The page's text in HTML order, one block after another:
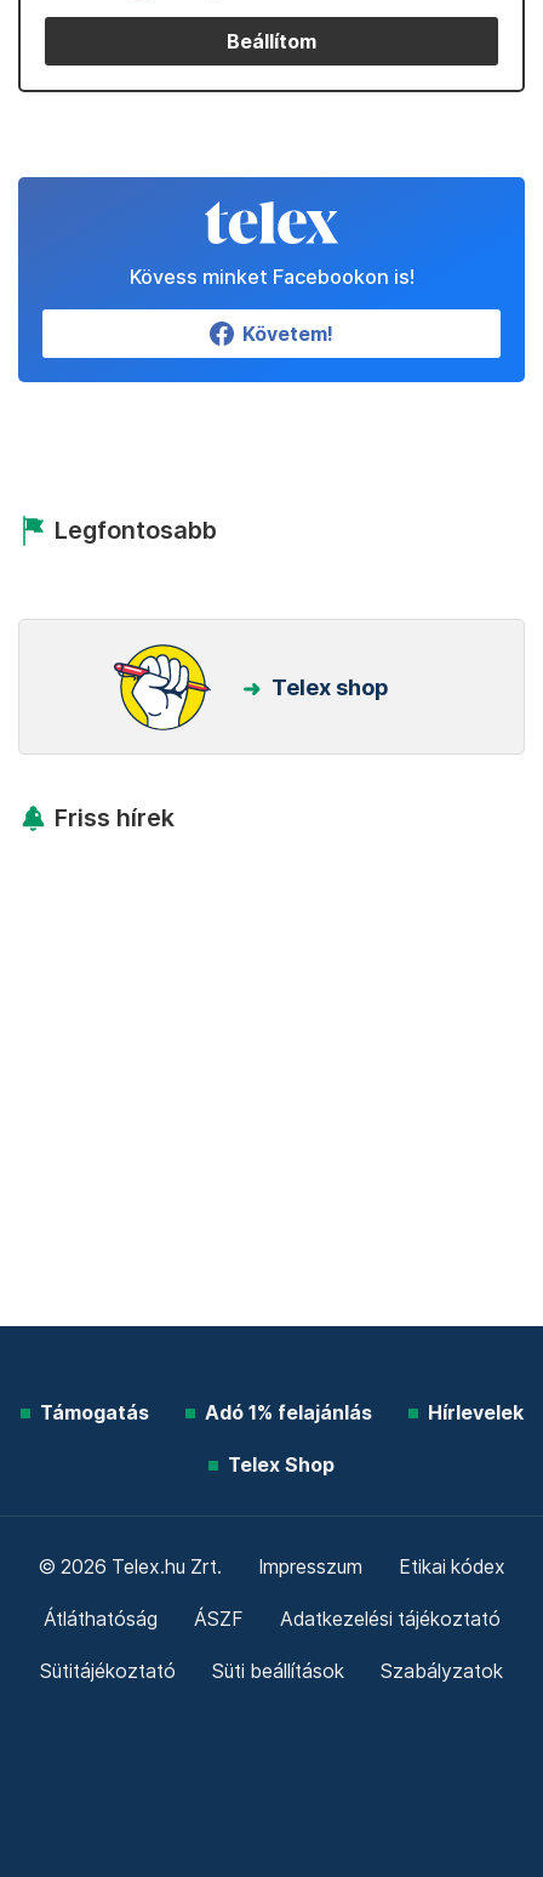
Beállítom
Kövess minket Facebookon is!
Követem!
Legfontosabb
Telex shop
Friss hírek
Támogatás Adó 1% felajánlás Hírlevelek
Telex Shop
© 2026 Telex.hu Zrt. Impresszum Etikai kódex
Átláthatóság ÁSZF Adatkezelési tájékoztató
Sütitájékoztató Süti beállítások Szabályzatok